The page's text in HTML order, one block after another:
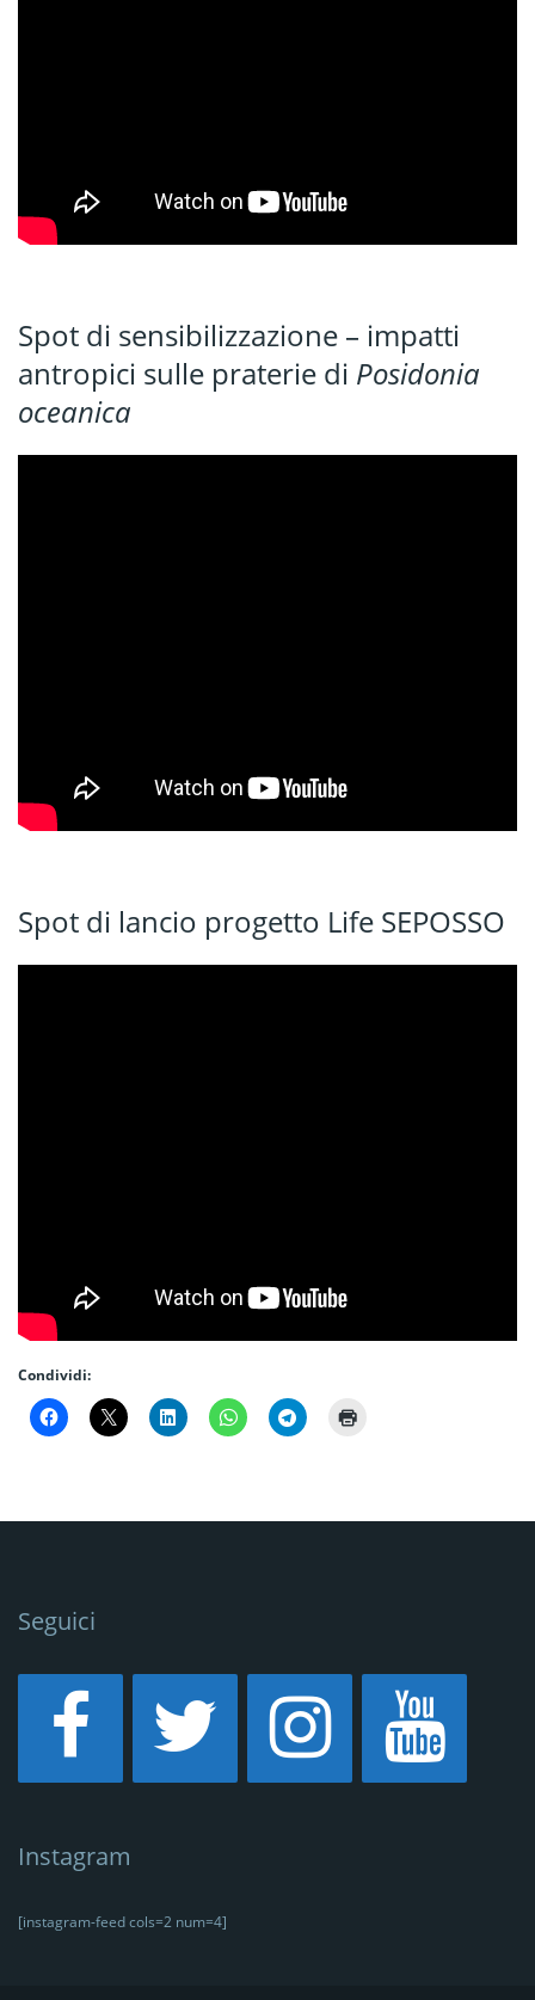
Spot di sensibilizzazione – impatti
antropici sulle praterie di Posidonia
oceanica
Spot di lancio progetto Life SEPOSSO
Condividi:
Seguici
Instagram
[instagram-feed cols=2 num=4]